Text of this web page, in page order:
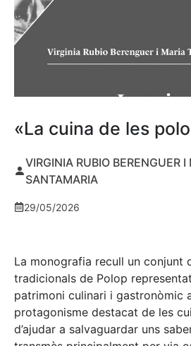
«La cuina de les
VIRGINIA RUBIO BERENGUER
SANTAMARIA
29/05/2026
La monografia recull un conjunt
tradicionals de Polop
patrimoni culinari i gastronòmic
protagonisme destacat de les
d’ajudar a salvaguardar uns